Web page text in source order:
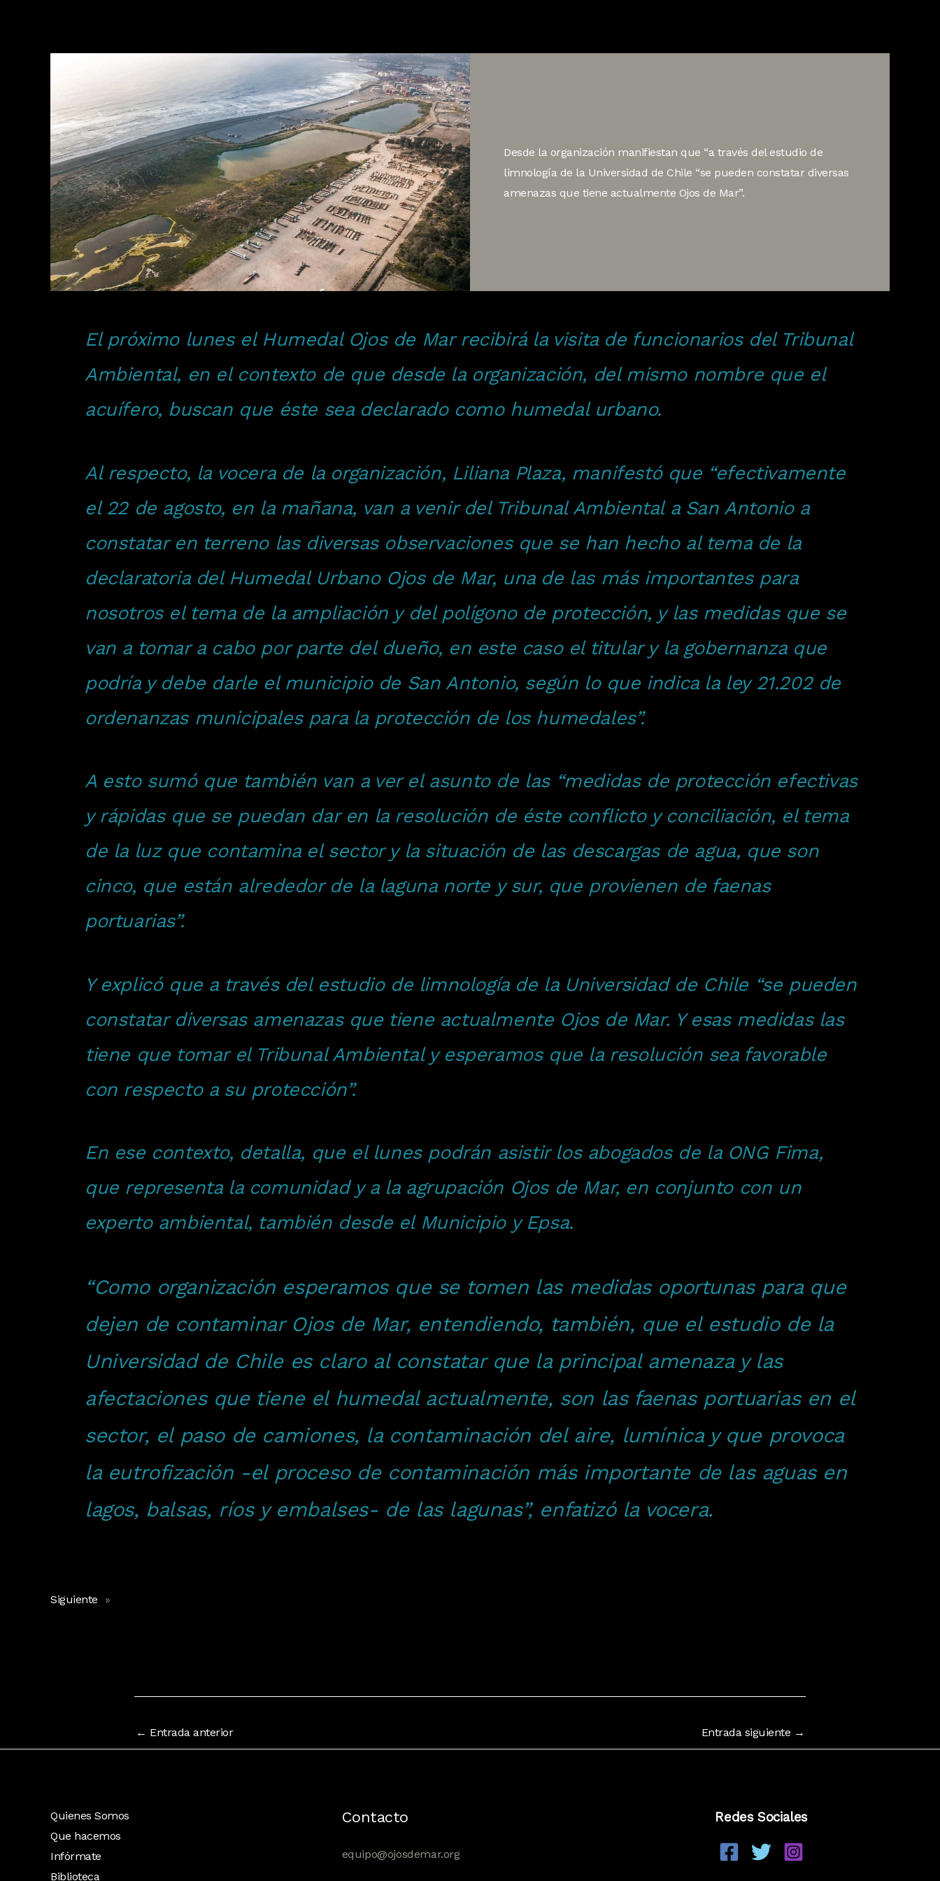
Desde la organización manifiestan que “a través del estudio de
limnología de la Universidad de Chile “se pueden constatar diversas
amenazas que tiene actualmente Ojos de Mar”.
El próximo lunes el Humedal Ojos de Mar recibirá la visita de funcionarios del Tribunal
Ambiental, en el contexto de que desde la organización, del mismo nombre que el
acuífero, buscan que éste sea declarado como humedal urbano.
Al respecto, la vocera de la organización, Liliana Plaza, manifestó que “efectivamente
el 22 de agosto, en la mañana, van a venir del Tribunal Ambiental a San Antonio a
constatar en terreno las diversas observaciones que se han hecho al tema de la
declaratoria del Humedal Urbano Ojos de Mar, una de las más importantes para
nosotros el tema de la ampliación y del polígono de protección, y las medidas que se
van a tomar a cabo por parte del dueño, en este caso el titular y la gobernanza que
podría y debe darle el municipio de San Antonio, según lo que indica la ley 21.202 de
ordenanzas municipales para la protección de los humedales”.
A esto sumó que también van a ver el asunto de las “medidas de protección efectivas
y rápidas que se puedan dar en la resolución de éste conflicto y conciliación, el tema
de la luz que contamina el sector y la situación de las descargas de agua, que son
cinco, que están alrededor de la laguna norte y sur, que provienen de faenas
portuarias”.
Y explicó que a través del estudio de limnología de la Universidad de Chile “se pueden
constatar diversas amenazas que tiene actualmente Ojos de Mar. Y esas medidas las
tiene que tomar el Tribunal Ambiental y esperamos que la resolución sea favorable
con respecto a su protección”.
En ese contexto, detalla, que el lunes podrán asistir los abogados de la ONG Fima,
que representa la comunidad y a la agrupación Ojos de Mar, en conjunto con un
experto ambiental, también desde el Municipio y Epsa.
“Como organización esperamos que se tomen las medidas oportunas para que
dejen de contaminar Ojos de Mar, entendiendo, también, que el estudio de la
Universidad de Chile es claro al constatar que la principal amenaza y las
afectaciones que tiene el humedal actualmente, son las faenas portuarias en el
sector, el paso de camiones, la contaminación del aire, lumínica y que provoca
la eutrofización -el proceso de contaminación más importante de las aguas en
lagos, balsas, ríos y embalses- de las lagunas”, enfatizó la vocera.
Siguiente »
← Entrada anterior Entrada siguiente →
Quienes Somos
Que hacemos
Infórmate
Biblioteca
Contacto
equipo@ojosdemar.org
Redes Sociales